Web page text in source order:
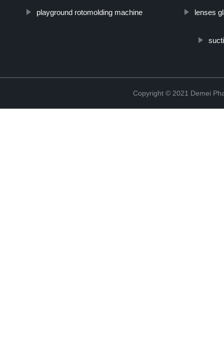
playground rotomolding machine lenses
Copyright © 2021 Demei